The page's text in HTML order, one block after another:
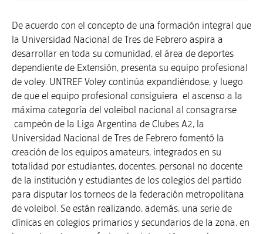
De acuerdo con el concepto de una formación integral que
la Universidad Nacional de Tres de Febrero aspira a
desarrollar en toda su comunidad, el área de deportes
dependiente de Extensión, presenta su equipo profesional
de voley. UNTREF Voley continúa expandiéndose, y luego
de que el equipo profesional consiguiera el ascenso a la
máxima categoría del voleibol nacional al consagrarse
campeón de la Liga Argentina de Clubes A2, la
Universidad Nacional de Tres de Febrero fomentó la
creación de los equipos amateurs, integrados en su
totalidad por estudiantes, docentes, personal no docente
de la institución y estudiantes de los colegios del partido
para disputar los torneos de la federación metropolitana
de voleibol. Se están realizando, además, una serie de
clínicas en colegios primarios y secundarios de la zona, en